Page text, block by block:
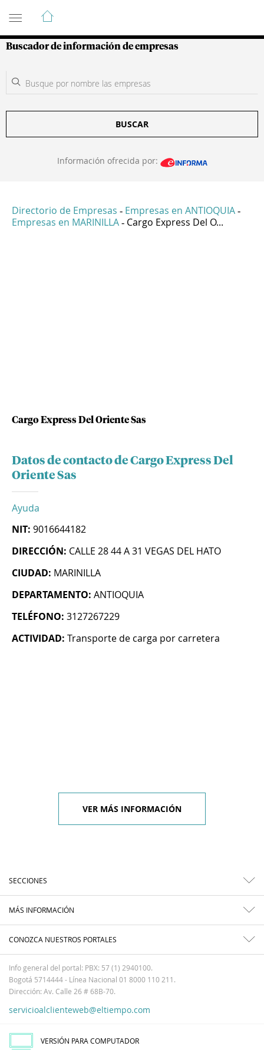
Guía de Empresas Colombianas
Buscador de información de empresas
BUSCAR
Información ofrecida por:
Directorio de Empresas - Empresas en ANTIOQUIA -
Empresas en MARINILLA - Cargo Express Del O...
Cargo Express Del Oriente Sas
Datos de contacto de Cargo Express Del
Oriente Sas
Ayuda
NIT: 9016644182
DIRECCIÓN: CALLE 28 44 A 31 VEGAS DEL HATO
CIUDAD: MARINILLA
DEPARTAMENTO: ANTIOQUIA
TELÉFONO: 3127267229
ACTIVIDAD: Transporte de carga por carretera
VER MÁS INFORMACIÓN
SECCIONES
MÁS INFORMACIÓN
CONOZCA NUESTROS PORTALES
Info general del portal: PBX: 57 (1) 2940100.
Bogotá 5714444 - Línea Nacional 01 8000 110 211.
Dirección: Av. Calle 26 # 68B-70.
servicioalclienteweb@eltiempo.com
VERSIÓN PARA COMPUTADOR